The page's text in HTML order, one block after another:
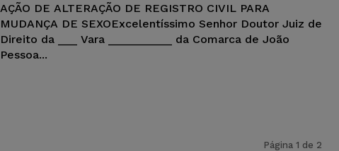
AÇÃO DE ALTERAÇÃO DE REGISTRO CIVIL PARA
MUDANÇA DE SEXOExcelentíssimo Senhor Doutor Juiz de
Direito da ___ Vara __________ da Comarca de João
Pessoa...
Página 1 de 2